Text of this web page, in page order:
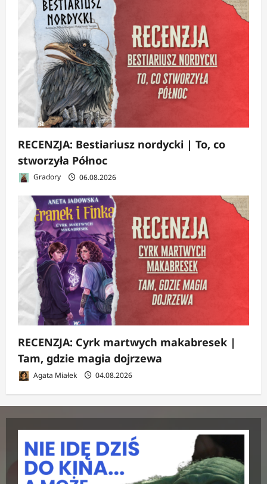
RECENZJA: Bestiariusz nordycki | To, co
stworzyła Północ
Gradory 06.08.2026
RECENZJA: Cyrk martwych makabresek |
Tam, gdzie magia dojrzewa
Agata Miałek 04.08.2026